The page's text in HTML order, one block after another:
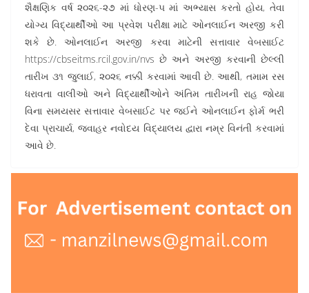
શૈક્ષણિક વર્ષ ૨૦૨૬-૨૭ માં ધોરણ-૫ માં અભ્યાસ કરતો હોય, તેવા
યોગ્ય વિદ્યાર્થીઓ આ પ્રવેશ પરીક્ષા માટે ઓનલાઈન અરજી કરી
શકે છે. ઓનલાઈન અરજી કરવા માટેની સત્તાવાર વેબસાઈટ
https://cbseitms.rcil.gov.in/nvs છે અને અરજી કરવાની છેલ્લી
તારીખ ૩૧ જુલાઈ, ૨૦૨૬ નક્કી કરવામાં આવી છે. આથી, તમામ રસ
ધરાવતા વાલીઓ અને વિદ્યાર્થીઓને અંતિમ તારીખની રાહ જોયા
વિના સમયસર સત્તાવાર વેબસાઈટ પર જઈને ઓનલાઈન ફોર્મ ભરી
દેવા પ્રાચાર્ય, જવાહર નવોદય વિદ્યાલય દ્વારા નમ્ર વિનંતી કરવામાં
આવે છે.